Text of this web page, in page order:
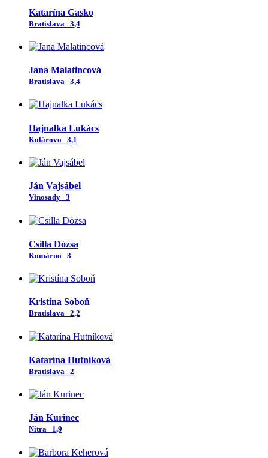
Katarína Gasko
Bratislava 3,4
Jana Malatincová
Bratislava 3,4
Hajnalka Lukács
Kolárovo 3,1
Ján Vajsábel
Vinosady 3
Csilla Dózsa
Komárno 3
Kristína Soboň
Bratislava 2,2
Katarína Hutníková
Bratislava 2
Ján Kurinec
Nitra 1,9